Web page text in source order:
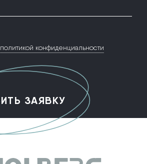
политикой конфиденциальности